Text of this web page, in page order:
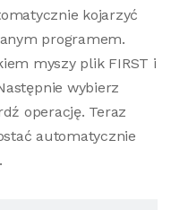
kojarzyć
programem.
myszy plik FIRST i
wybierz
operację. Teraz
automatycznie